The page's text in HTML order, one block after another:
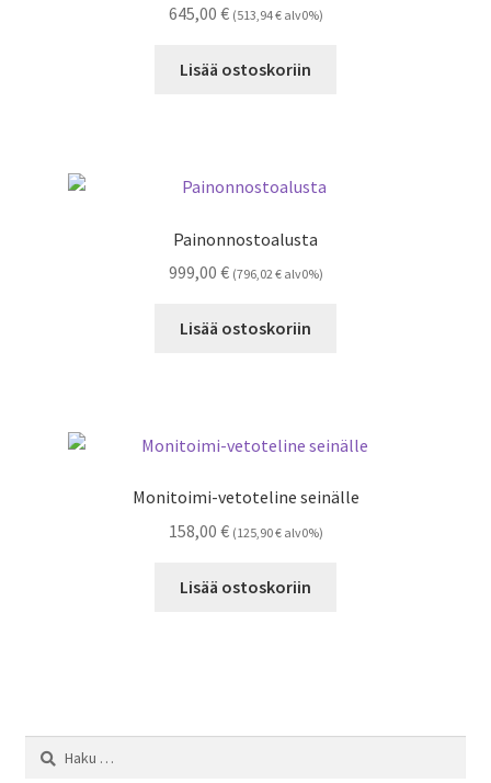
645,00 € (513,94€alv0%)
Lisää ostoskoriin
Painonnostoalusta
999,00 € (796,02€alv0%)
Lisää ostoskoriin
Monitoimi-vetoteline seinälle
158,00 € (125,90€alv0%)
Lisää ostoskoriin
Haku: